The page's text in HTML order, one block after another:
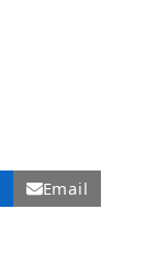
Email